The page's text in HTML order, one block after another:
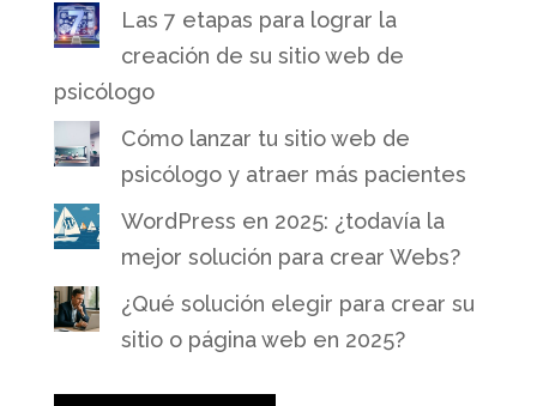
Las 7 etapas para lograr la
creación de su sitio web de
psicólogo
Cómo lanzar tu sitio web de
psicólogo y atraer más pacientes
WordPress en 2025: ¿todavía la
mejor solución para crear Webs?
¿Qué solución elegir para crear su
sitio o página web en 2025?